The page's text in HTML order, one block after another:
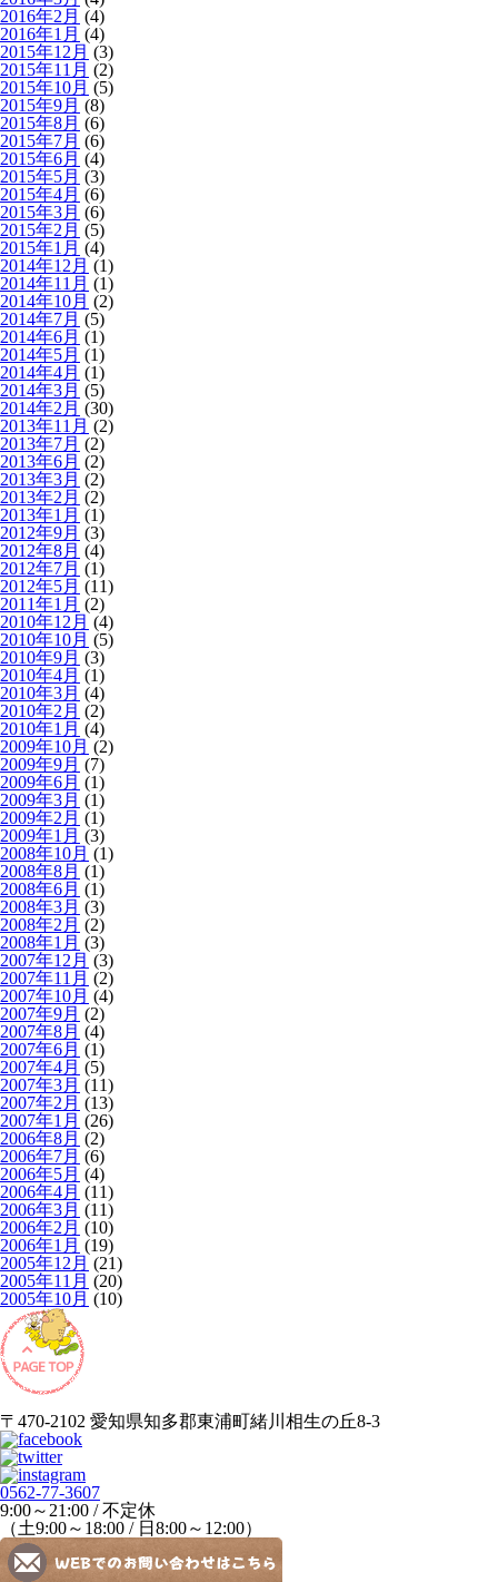
2016年2月 (4)
2016年1月 (4)
2015年12月 (3)
2015年11月 (2)
2015年10月 (5)
2015年9月 (8)
2015年8月 (6)
2015年7月 (6)
2015年6月 (4)
2015年5月 (3)
2015年4月 (6)
2015年3月 (6)
2015年2月 (5)
2015年1月 (4)
2014年12月 (1)
2014年11月 (1)
2014年10月 (2)
2014年7月 (5)
2014年6月 (1)
2014年5月 (1)
2014年4月 (1)
2014年3月 (5)
2014年2月 (30)
2013年11月 (2)
2013年7月 (2)
2013年6月 (2)
2013年3月 (2)
2013年2月 (2)
2013年1月 (1)
2012年9月 (3)
2012年8月 (4)
2012年7月 (1)
2012年5月 (11)
2011年1月 (2)
2010年12月 (4)
2010年10月 (5)
2010年9月 (3)
2010年4月 (1)
2010年3月 (4)
2010年2月 (2)
2010年1月 (4)
2009年10月 (2)
2009年9月 (7)
2009年6月 (1)
2009年3月 (1)
2009年2月 (1)
2009年1月 (3)
2008年10月 (1)
2008年8月 (1)
2008年6月 (1)
2008年3月 (3)
2008年2月 (2)
2008年1月 (3)
2007年12月 (3)
2007年11月 (2)
2007年10月 (4)
2007年9月 (2)
2007年8月 (4)
2007年6月 (1)
2007年4月 (5)
2007年3月 (11)
2007年2月 (13)
2007年1月 (26)
2006年8月 (2)
2006年7月 (6)
2006年5月 (4)
2006年4月 (11)
2006年3月 (11)
2006年2月 (10)
2006年1月 (19)
2005年12月 (21)
2005年11月 (20)
2005年10月 (10)
〒470-2102 愛知県知多郡東浦町緒川相生の丘8-3
0562-77-3607
9:00～21:00 / 不定休
（土9:00～18:00 / 日8:00～12:00）